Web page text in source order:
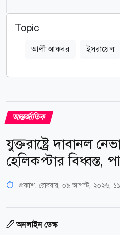
Topic
আলী আকবর ইসরায়েল
আন্তর্জাতিক
যুক্তরাষ্ট্রে দাবানল
হেলিকপ্টার
প্রকাশ: রোববার, ০৯ আগস্ট, ২০২৬,
অনলাইন ডেস্ক